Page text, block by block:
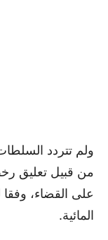
ولم تتردد
من قبيل تعليق
على القضاء، وفقا
المائية.